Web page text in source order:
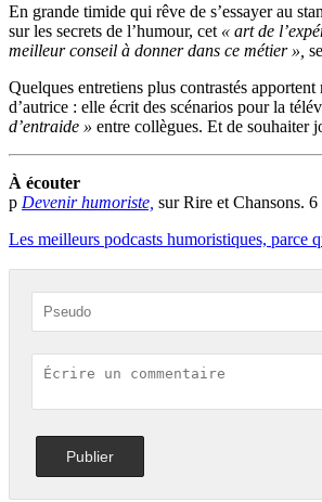
En grande timide qui rêve de s’essayer au
sur les secrets de l’humour, cet « art de
meilleur conseil à donner dans ce métier »,
Quelques entretiens plus contrastés
d’autrice : elle écrit des scénarios pour la
d’entraide » entre collègues. Et de souhaiter
À écouter
p Devenir humoriste, sur Rire et Chansons.
Les meilleurs podcasts humoristiques, parce